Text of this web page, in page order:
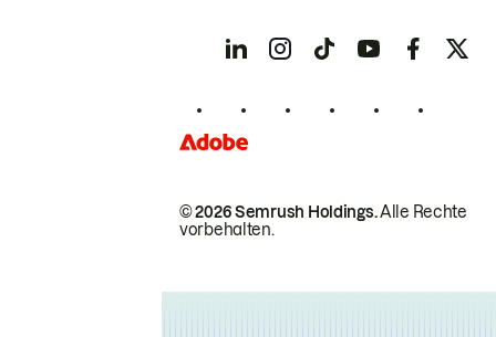
© 2026 Semrush Holdings.Alle Rechte
vorbehalten.